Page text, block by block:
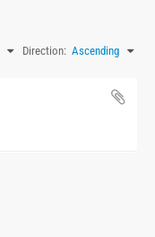
Direction: Ascending